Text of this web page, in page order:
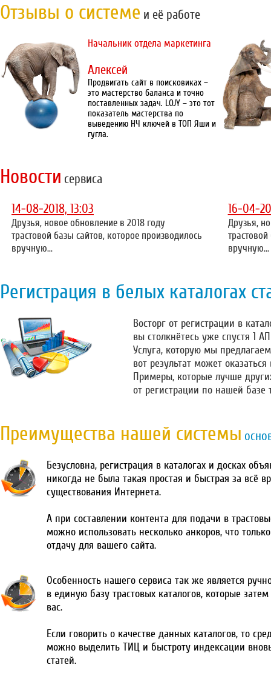
Отзывы о системе и её работе
Начальник отдела маркетинга
Алексей
Продвигать сайт в поисковиках –
это мастерство баланса и точно
поставленных задач. LOJY – это тот
показатель мастерства по
выведению НЧ ключей в ТОП Яши и
гугла.
Новости сервиса
14-08-2018, 13:03
Друзья, новое обновление в 2018 году
трастовой базы сайтов, которое производилось
вручную...
16-04-
Друзья,
вручную...
Регистрация в белых каталогах
Восторг от регистрации в
вы столкнётесь уже спустя 1
Услуга, которую мы
вот результат может
Примеры, которые лучше
от регистрации по нашей базе
Преимущества нашей системы
Безусловна, регистрация в каталогах и досках
никогда не была такая простая и быстрая за всё
существования Интернета.
А при составлении контента для подачи в
можно использовать несколько анкоров, что
отдачу для вашего сайта.
Особенность нашего сервиса так же является
в единую базу трастовых каталогов, которые
вас.
Если говорить о качестве данных каталогов, то
можно выделить ТИЦ и быстроту индексации
статей.